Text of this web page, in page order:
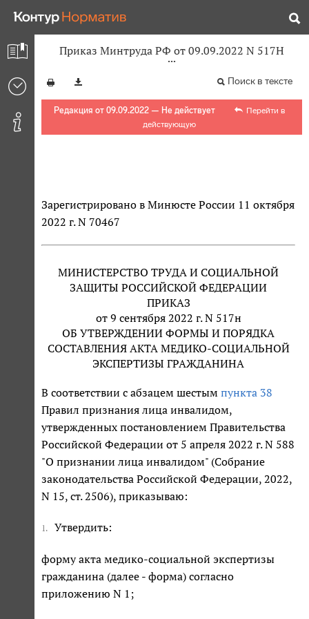
Приказ Минтруда РФ от 09.09.2022 N 517Н
Поиск в тексте
Редакция от 09.09.2022 — Не действует
Перейти в
действующую
Зарегистрировано в Минюсте России 11 октября
2022 г. N 70467
МИНИСТЕРСТВО ТРУДА И СОЦИАЛЬНОЙ
ЗАЩИТЫ РОССИЙСКОЙ ФЕДЕРАЦИИ
ПРИКАЗ
от 9 сентября 2022 г. N 517н
ОБ УТВЕРЖДЕНИИ ФОРМЫ И ПОРЯДКА
СОСТАВЛЕНИЯ АКТА МЕДИКО-СОЦИАЛЬНОЙ
ЭКСПЕРТИЗЫ ГРАЖДАНИНА
В соответствии с абзацем шестым пункта 38
Правил признания лица инвалидом,
утвержденных постановлением Правительства
Российской Федерации от 5 апреля 2022 г. N 588
"О признании лица инвалидом" (Собрание
законодательства Российской Федерации, 2022,
N 15, ст. 2506), приказываю:
1. Утвердить:
форму акта медико-социальной экспертизы
гражданина (далее - форма) согласно
приложению N 1;